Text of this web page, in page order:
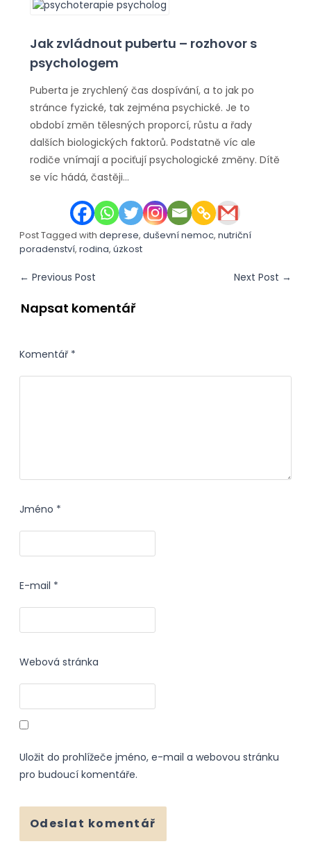
Jak zvládnout pubertu – rozhovor s
psychologem
Puberta je zrychlený čas dospívání, a to jak po
stránce fyzické, tak zejména psychické. Je to
období změn tělesných proporcí, růstu a řady
dalších biologických faktorů. Podstatně víc ale
rodiče vnímají a pociťují psychologické změny. Dítě
se víc hádá, častěji…
Post Tagged with deprese, duševní nemoc, nutriční
poradenství, rodina, úzkost
← Previous Post Next Post →
Napsat komentář
Komentář *
Jméno *
E-mail *
Webová stránka
Uložit do prohlížeče jméno, e-mail a webovou stránku
pro budoucí komentáře.